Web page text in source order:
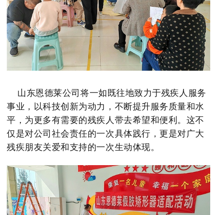
山东恩德莱公司将一如既往地致力于残疾人服务
事业，以科技创新为动力，不断提升服务质量和水
平，为更多有需要的残疾人带去希望和便利。这不
仅是对公司社会责任的一次具体践行，更是对广大
残疾朋友关爱和支持的一次生动体现。